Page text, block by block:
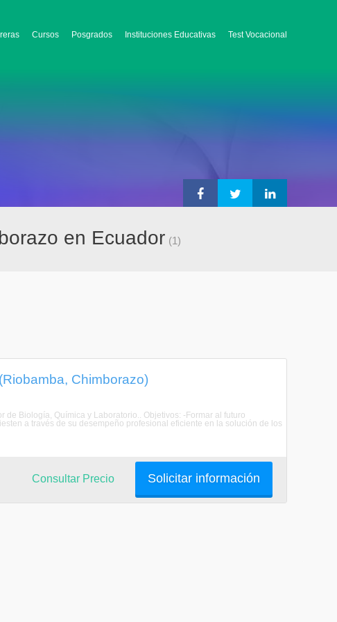
Cursos Posgrados Instituciones Educativas Test Vocacional
en Ecuador (1)
Chimborazo)
Biología, Química y Laboratorio.. Objetivos: -Formar al futuro
a través de su desempeño profesional eficiente en la solución de los
Solicitar información
Consultar Precio